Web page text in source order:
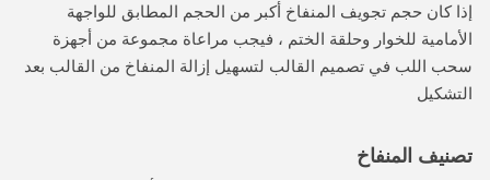
إذا كان حجم تجويف المنفاخ أكبر من الحجم المطابق للواجهة
الأمامية للخوار وحلقة الختم ، فيجب مراعاة مجموعة من أجهزة
سحب اللب في تصميم القالب لتسهيل إزالة المنفاخ من القالب بعد
التشكيل
تصنيف المنفاخ